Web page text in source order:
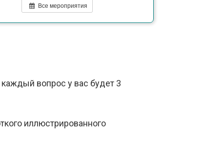
Все мероприятия
вопрос у вас будет 3
иллюстрированного